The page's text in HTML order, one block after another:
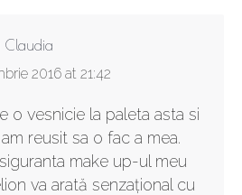
Claudia
2016 at 21:42
o vesnicie la paleta asta si
reusit sa o fac a mea.
make up-ul meu
va arată senzațional cu